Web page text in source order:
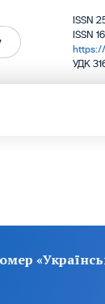
ISSN
ISSN
УДК